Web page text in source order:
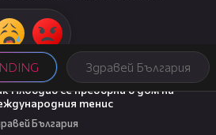
Здравей България
Пловдив се превърна в дом на
тенис
България